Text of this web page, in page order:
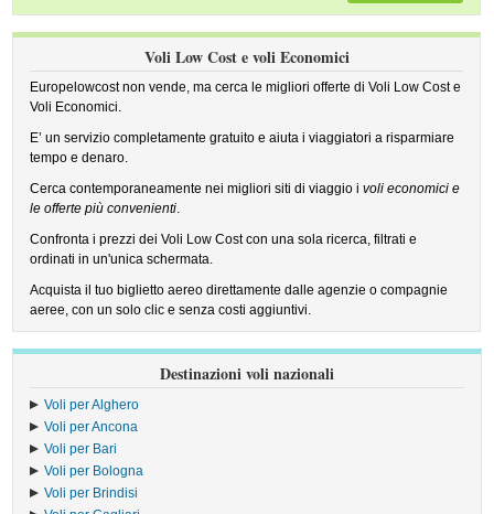
Voli Low Cost e voli Economici
Europelowcost non vende, ma cerca le migliori offerte di Voli Low Cost e
Voli Economici.
E’ un servizio completamente gratuito e aiuta i viaggiatori a risparmiare
tempo e denaro.
Cerca contemporaneamente nei migliori siti di viaggio ivoli economici e
le offerte più convenienti.
Confronta i prezzi dei Voli Low Cost con una sola ricerca, filtrati e
ordinati in un'unica schermata.
Acquista il tuo biglietto aereo direttamente dalle agenzie o compagnie
aeree, con un solo clic e senza costi aggiuntivi.
Destinazioni voli nazionali
Voli per Alghero
Voli per Ancona
Voli per Bari
Voli per Bologna
Voli per Brindisi